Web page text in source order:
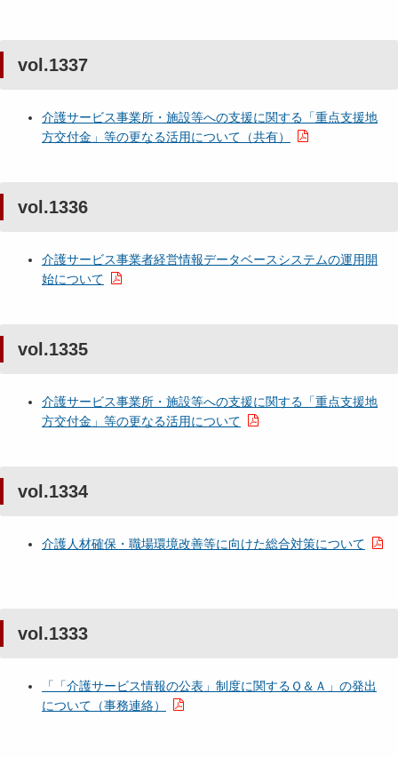
vol.1337
介護サービス事業所・施設等への支援に関する「重点支援地
方交付金」等の更なる活用について（共有）
vol.1336
介護サービス事業者経営情報データベースシステムの運用開
始について
vol.1335
介護サービス事業所・施設等への支援に関する「重点支援地
方交付金」等の更なる活用について
vol.1334
介護人材確保・職場環境改善等に向けた総合対策について
vol.1333
「「介護サービス情報の公表」制度に関するＱ＆Ａ」の発出
について（事務連絡）